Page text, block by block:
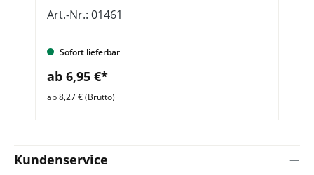
Art.-Nr.: 01461
Sofort lieferbar
ab 6,95 €*
ab 8,27 € (Brutto)
Kundenservice